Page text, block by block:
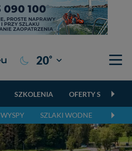
20° Giżycko
SZKOLENIA OFERTY
WYSPY SZLAKI WODNE